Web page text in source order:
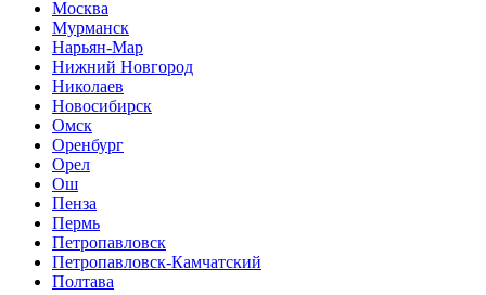
Москва
Мурманск
Нарьян-Мар
Нижний Новгород
Николаев
Новосибирск
Омск
Оренбург
Орел
Ош
Пенза
Пермь
Петропавловск
Петропавловск-Камчатский
Полтава